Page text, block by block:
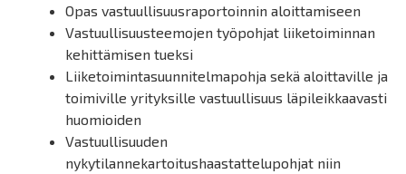
Opas vastuullisuusraportoinnin aloittamiseen
Vastuullisuusteemojen työpohjat liiketoiminnan
kehittämisen tueksi
Liiketoimintasuunnitelmapohja sekä aloittaville ja
toimiville yrityksille vastuullisuus läpileikkaavasti
huomioiden
Vastuullisuuden
nykytilannekartoitushaastattelupohjat niin